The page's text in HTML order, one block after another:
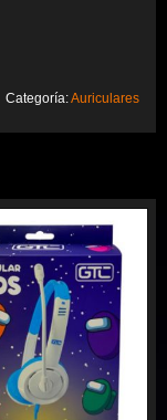
Categoría:Auriculares